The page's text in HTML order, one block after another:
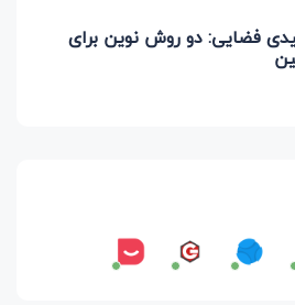
فضایی: دو روش نوین برای